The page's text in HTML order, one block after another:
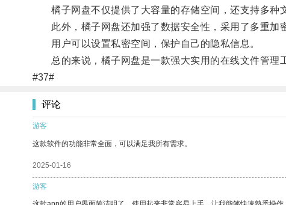
橘子网盘不仅提供了大容量的存储空间，还支持多种
此外，橘子网盘还加强了数据安全性，采用了多重加
用户可以设置私密空间，保护自己的隐私信息。
总的来说，橘子网盘是一款强大实用的在线文件管理
#37#
评论
游客
这款软件的功能非常全面，可以满足我所有需求。
2025-01-16
游客